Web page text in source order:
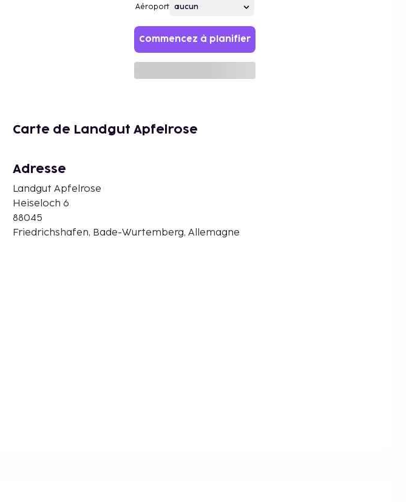
Aéroport
Commencez à planifier
Carte de Landgut Apfelrose
Adresse
Landgut Apfelrose
Heiseloch 6
88045
Friedrichshafen, Bade-Wurtemberg, Allemagne